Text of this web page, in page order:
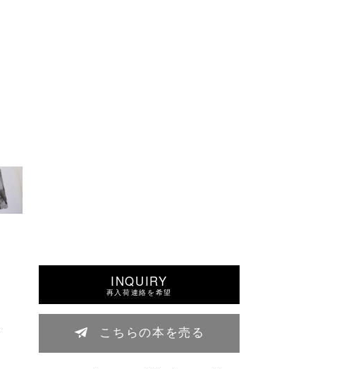
INQUIRY
再入荷連絡を希望
こちらの本を売る